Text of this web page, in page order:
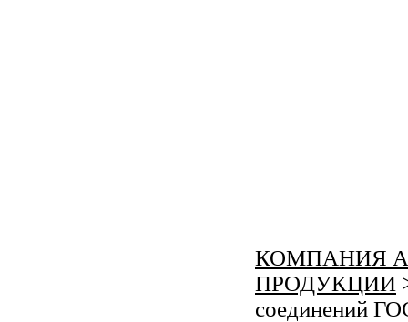
КОМПАНИЯ
ПРОДУКЦИИ
соединений